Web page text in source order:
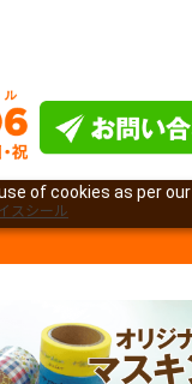
of cookies as per our
スシール